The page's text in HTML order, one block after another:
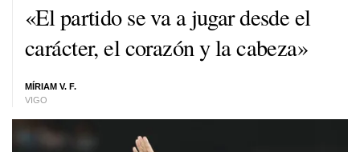
«El partido se va a jugar desde el
carácter, el corazón y la cabeza»
MÍRIAM V. F.
VIGO